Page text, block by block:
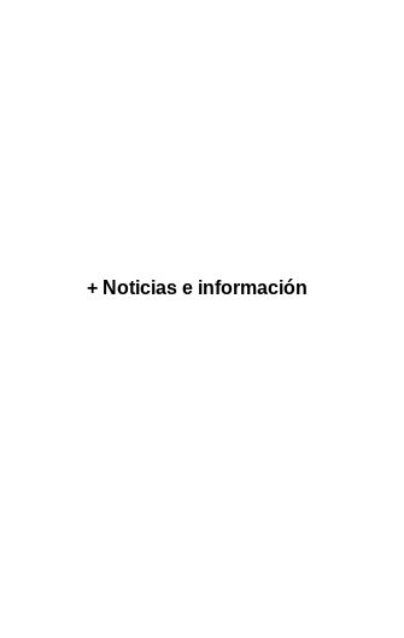
+ Noticias e información